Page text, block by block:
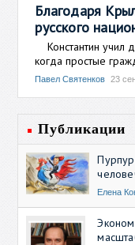
Благодаря
русского
Константин учил
когда простые
Павел Святенков 23
Публикации
Елена